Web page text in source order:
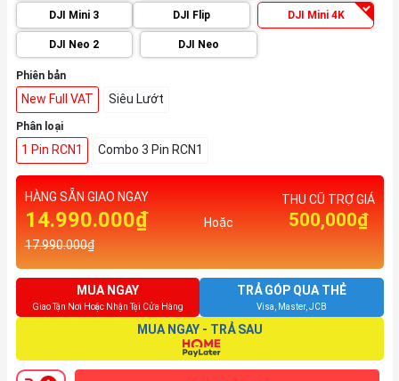
DJI Mini 3 DJI Flip DJI Mini 4K
DJI Neo 2 DJI Neo
Phiên bản
New Full VAT Siêu Lướt
Phân loại
1 Pin RCN1 Combo 3 Pin RCN1
HÀNG SẴN GIAO NGAY
14.990.000₫
17.990.000₫
Hoặc
THU CŨ TRỢ GIÁ
500,000₫
MUA NGAY
Giao Tận Nơi Hoặc Nhận Tại Cửa Hàng
TRẢ GÓP QUA THẺ
Visa, Master, JCB
MUA NGAY - TRẢ SAU